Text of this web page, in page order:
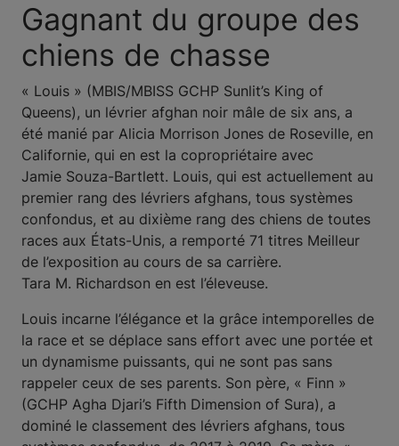
Gagnant du groupe des
chiens de chasse
« Louis » (MBIS/MBISS GCHP Sunlit’s King of
Queens), un lévrier afghan noir mâle de six ans, a
été manié par Alicia Morrison Jones de Roseville, en
Californie, qui en est la copropriétaire avec
Jamie Souza-Bartlett. Louis, qui est actuellement au
premier rang des lévriers afghans, tous systèmes
confondus, et au dixième rang des chiens de toutes
races aux États-Unis, a remporté 71 titres Meilleur
de l’exposition au cours de sa carrière.
Tara M. Richardson en est l’éleveuse.
Louis incarne l’élégance et la grâce intemporelles de
la race et se déplace sans effort avec une portée et
un dynamisme puissants, qui ne sont pas sans
rappeler ceux de ses parents. Son père, « Finn »
(GCHP Agha Djari’s Fifth Dimension of Sura), a
dominé le classement des lévriers afghans, tous